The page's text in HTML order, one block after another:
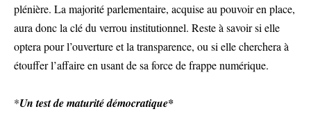
plénière. La majorité parlementaire, acquise au pouvoir en place,
aura donc la clé du verrou institutionnel. Reste à savoir si elle
optera pour l’ouverture et la transparence, ou si elle cherchera à
étouffer l’affaire en usant de sa force de frappe numérique.
*Un test de maturité démocratique*